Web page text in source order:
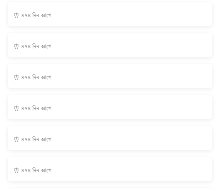
⏰ ৪৭৪ দিন আগে
⏰ ৪৭৪ দিন আগে
⏰ ৪৭৪ দিন আগে
⏰ ৪৭৪ দিন আগে
⏰ ৪৭৪ দিন আগে
⏰ ৪৭৪ দিন আগে